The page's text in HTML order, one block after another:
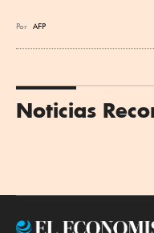
Por AFP
Noticias